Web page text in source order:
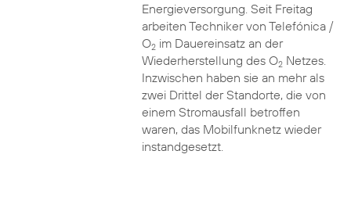
Energieversorgung. Seit Freitag
arbeiten Techniker von Telefónica /
O2im Dauereinsatz an der
Wiederherstellung des O2Netzes.
Inzwischen haben sie an mehr als
zwei Drittel der Standorte, die von
einem Stromausfall betroffen
waren, das Mobilfunknetz wieder
instandgesetzt.